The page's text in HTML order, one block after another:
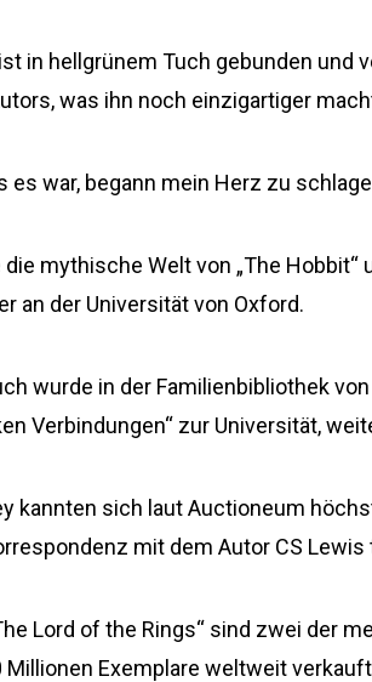
ist in hellgrünem Tuch gebunden
was ihn noch einzigartiger
es war, begann mein Herz zu
mythische Welt von „The Hobbit“
an der Universität von Oxford.
wurde in der Familienbibliothek
Verbindungen“ zur Universität,
kannten sich laut Auctioneum
mit dem Autor CS Lewis
Lord of the Rings“ sind zwei der
Millionen Exemplare weltweit